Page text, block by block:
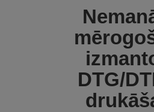
DTG/